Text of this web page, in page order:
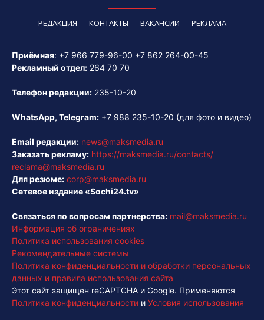
РЕДАКЦИЯ КОНТАКТЫ ВАКАНСИИ РЕКЛАМА
Приёмная: +7 966 779-96-00 +7 862 264-00-45
Рекламный отдел: 264 70 70
Телефон редакции: 235-10-20
WhatsApp, Telegram: +7 988 235-10-20 (для фото и видео)
Email редакции: news@maksmedia.ru
Заказать рекламу: https://maksmedia.ru/contacts/
reclama@maksmedia.ru
Для резюме: corp@maksmedia.ru
Сетевое издание «Sochi24.tv»
Связаться по вопросам партнерства: mail@maksmedia.ru
Информация об ограничениях
Политика использования cookies
Рекомендательные системы
Политика конфиденциальности и обработки персональных
данных и правила использования сайта
Этот сайт защищен reCAPTCHA и Google. Применяются
Политика конфиденциальности и Условия использования